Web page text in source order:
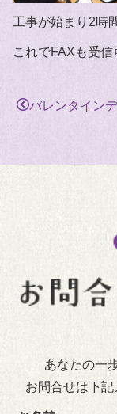
工事が始まり2時
これでFAXも受信
バレンタイン
あなたの一
お問合せは下記